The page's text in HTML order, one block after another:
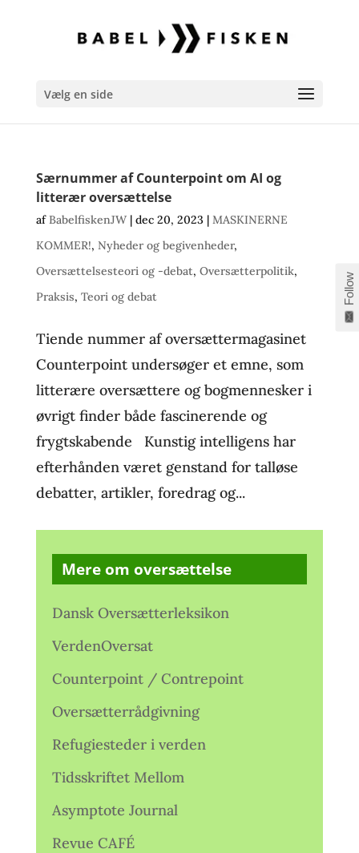
Vælg en side
Særnummer af Counterpoint om AI og
litterær oversættelse
afBabelfiskenJW| dec 20, 2023| MASKINERNE
KOMMER!, Nyheder og begivenheder,
Oversættelsesteori og -debat, Oversætterpolitik,
Praksis, Teori og debat
Tiende nummer af oversættermagasinet
Counterpoint undersøger et emne, som
litterære oversættere og bogmennesker i
øvrigt finder både fascinerende og
frygtskabende Kunstig intelligens har
efterhånden været genstand for talløse
debatter, artikler, foredrag og...
Mere om oversættelse
Dansk Oversætterleksikon
VerdenOversat
Counterpoint / Contrepoint
Oversætterrådgivning
Refugiesteder i verden
Tidsskriftet Mellom
Asymptote Journal
Revue CAFÉ
Follow